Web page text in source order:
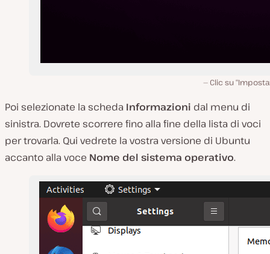
Clic su
Poi selezionate la scheda Informazioni dal menu di
sinistra. Dovrete scorrere fino alla fine della lista di voci
per trovarla. Qui vedrete la vostra versione di Ubuntu
accanto alla voce Nome del sistema operativo.